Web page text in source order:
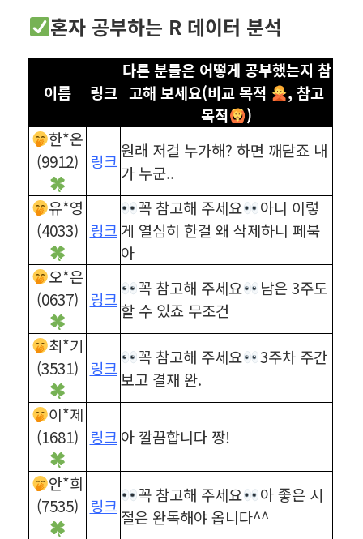
혼자 공부하는 R 데이터 분석
이름 링크
다른 분들은 어떻게 공부했는지 참
고해 보세요(비교 목적
, 참고
목적
)
한*온
(9912)
링크
원래 저걸 누가해? 하면 깨닫죠 내
가 누군..
유*영
(4033)
링크
꼭 참고해 주세요
아니 이렇
게 열심히 한걸 왜 삭제하니 페북
아
오*은
(0637)
링크
꼭 참고해 주세요
남은 3주도
할 수 있죠 무조건
최*기
(3531)
링크
꼭 참고해 주세요
3주차 주간
보고 결재 완.
이*제
(1681)
링크 아 깔끔합니다 짱!
안*희
(7535)
링크
꼭 참고해 주세요
아 좋은 시
절은 완독해야 옵니다^^